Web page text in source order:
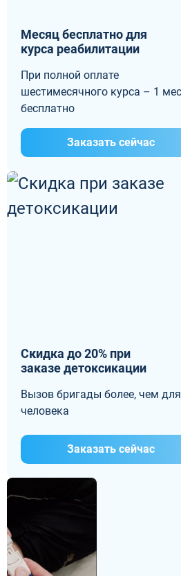
Месяц бесплатно для
курса реабилитации
При полной оплате
шестимесячного курса – 1
бесплатно
Заказать сейчас
Скидка до 20% при
заказе детоксикации
Вызов бригады более, чем для
человека
Заказать сейчас